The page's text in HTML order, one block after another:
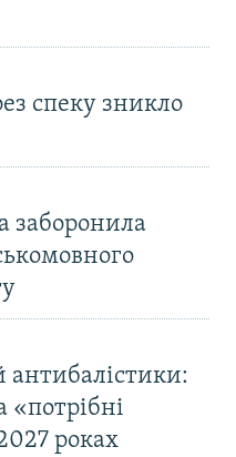
спеку зникло
заборонила
антибалістики:
«потрібні
роках